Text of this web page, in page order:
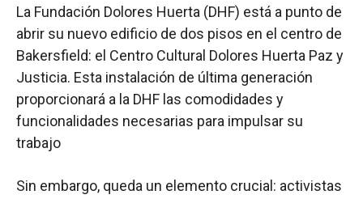
La Fundación Dolores Huerta (DHF) está a punto de
abrir su nuevo edificio de dos pisos en el centro de
Bakersfield: el Centro Cultural Dolores Huerta Paz y
Justicia. Esta instalación de última generación
proporcionará a la DHF las comodidades y
funcionalidades necesarias para impulsar su
trabajo
Sin embargo, queda un elemento crucial: activistas